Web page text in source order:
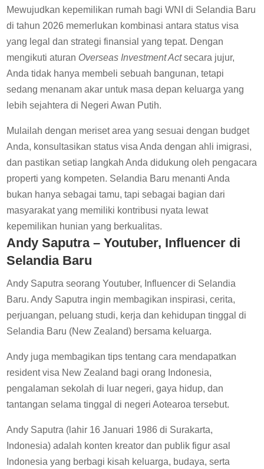
Mewujudkan kepemilikan rumah bagi WNI di Selandia Baru
di tahun 2026 memerlukan kombinasi antara status visa
yang legal dan strategi finansial yang tepat. Dengan
mengikuti aturan Overseas Investment Actsecara jujur,
Anda tidak hanya membeli sebuah bangunan, tetapi
sedang menanam akar untuk masa depan keluarga yang
lebih sejahtera di Negeri Awan Putih.
Mulailah dengan meriset area yang sesuai dengan budget
Anda, konsultasikan status visa Anda dengan ahli imigrasi,
dan pastikan setiap langkah Anda didukung oleh pengacara
properti yang kompeten. Selandia Baru menanti Anda
bukan hanya sebagai tamu, tapi sebagai bagian dari
masyarakat yang memiliki kontribusi nyata lewat
kepemilikan hunian yang berkualitas.
Andy Saputra – Youtuber, Influencer di
Selandia Baru
Andy Saputra seorang Youtuber, Influencer di Selandia
Baru. Andy Saputra ingin membagikan inspirasi, cerita,
perjuangan, peluang studi, kerja dan kehidupan tinggal di
Selandia Baru (New Zealand) bersama keluarga.
Andy juga membagikan tips tentang cara mendapatkan
resident visa New Zealand bagi orang Indonesia,
pengalaman sekolah di luar negeri, gaya hidup, dan
tantangan selama tinggal di negeri Aotearoa tersebut.
Andy Saputra (lahir 16 Januari 1986 di Surakarta,
Indonesia) adalah konten kreator dan publik figur asal
Indonesia yang berbagi kisah keluarga, budaya, serta